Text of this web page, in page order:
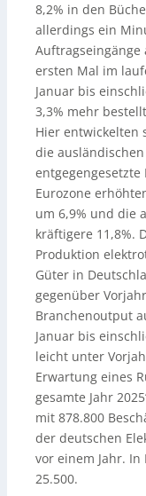
8,2% in den
allerdings ein
Auftragseingänge
ersten Mal im
Januar bis
3,3% mehr
Hier entwickelten
die
Eurozone
um 6,9% und die
kräftigere 11,8%.
Produktion
Güter in
gegenüber
Branchenoutput
Januar bis
leicht unter
Erwartung eines
gesamte Jahr
mit 878.800
der deutschen
vor einem Jahr.
25.500.